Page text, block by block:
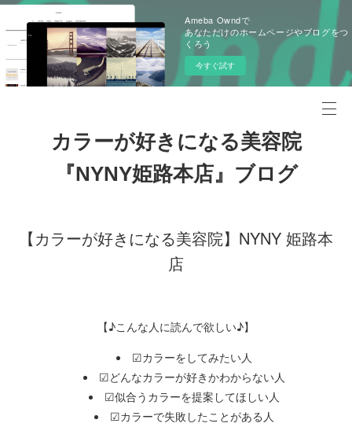
Ameba Owndで
あなただけのホームページやブログをつ
くろう
今すぐ試す
カラーが好きになる美容院
『NYNY姫路本店』ブログ
【カラーが好きになる美容院】NYNY 姫路本
店
【♪こんな人に読んで欲しい♪】
☑カラーをしてみたい人
☑どんなカラーが好きかわからない人
☑似合うカラーを提案してほしい人
☑カラーで失敗したことがある人